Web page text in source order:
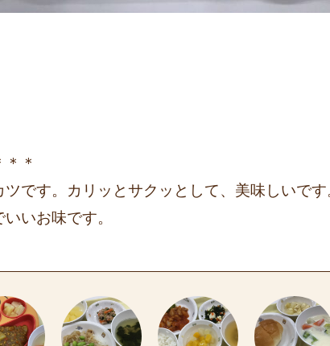
＊
です。カリッとサクッとして、美味しいです
いお味です。